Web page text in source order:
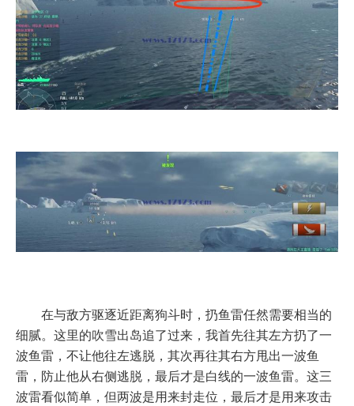
在与敌方驱逐近距离狗斗时，扔鱼雷任然需要相当的
细腻。这里的吹雪出岛追了过来，我首先往其左方扔了一
波鱼雷，不让他往左逃脱，其次再往其右方甩出一波鱼
雷，防止他从右侧逃脱，最后才是白线的一波鱼雷。这三
波雷看似简单，但两波是用来封走位，最后才是用来攻击